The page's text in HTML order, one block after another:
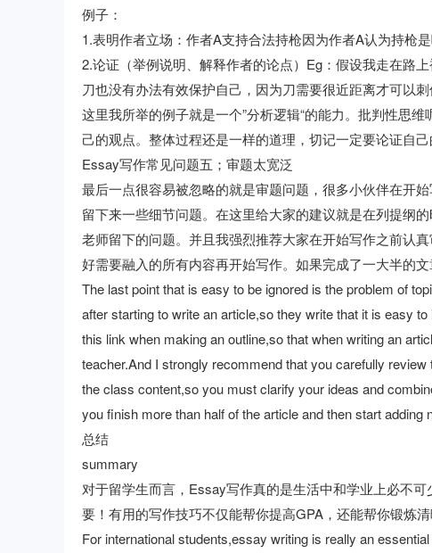
例子：
1.表明作者立场：作者A支持合法持枪因为作者A认为持枪是
2.论证（举例说明、解释作者的论点）Eg：假设我走在路
刀也没有办法有效保护自己，因为刀需要很近距离才可以
这里我所举的例子就是一个”分析逻辑“的能力。批判性思
己的观点。整体过程还是一样的道理，切记一定要论证自
Essay写作常见问题五；审题太宽泛
最后一点很容易被忽略的就是审题问题，很多小伙伴在开
留下来一些细节问题。在这里给大家的建议就是在列提纲
老师留下的问题。并且我强烈推荐大家在开始写作之前认
好需要融入的所有内容再开始写作。如果完成了一大半的
The last point that is easy to be ignored is the problem of
after starting to write an article,so they write that it is easy
this link when making an outline,so that when writing an
teacher.And I strongly recommend that you carefully
the class content,so you must clarify your ideas and
you finish more than half of the article and then start
总结
summary
对于留学生而言，Essay写作真的是生活中和学业上必不
要！有用的写作技巧不仅能帮你提高GPA，还能帮你锻炼清
For international students,essay writing is really an